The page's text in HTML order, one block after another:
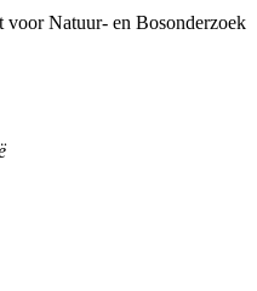
voor Natuur- en Bosonderzoek